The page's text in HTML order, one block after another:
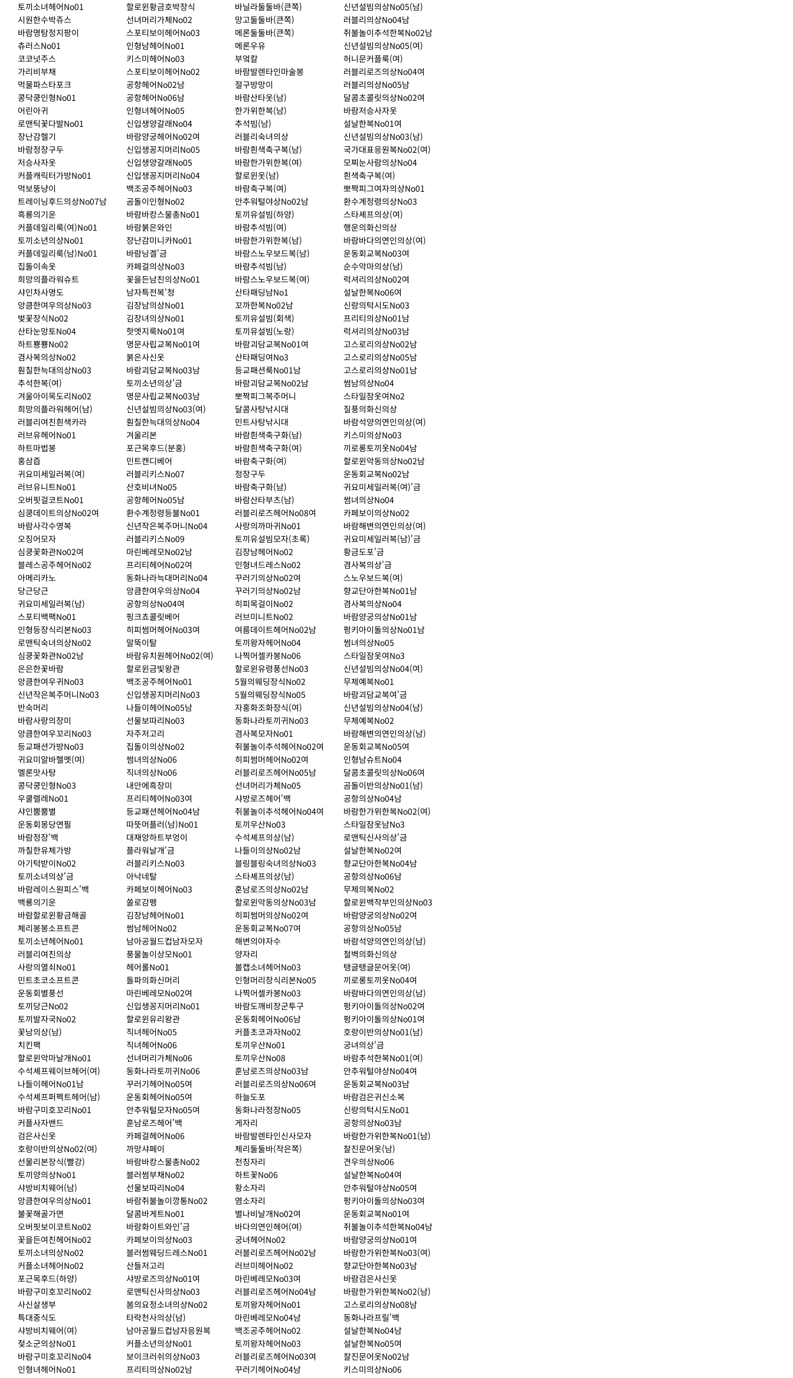
토끼소녀헤어No01
할로윈황금호박장식 바닐라둘둘바(큰쪽)
신년설빔의상No05(남)
시원한수박쥬스
선녀머리가체No02 망고둘둘바(큰쪽)
러블리의상No04남
바람명탐정지팡이
스포티보이헤어No03 메론둘둘바(큰쪽)
쥐불놀이추석한복No02남
츄러스No01
인형남헤어No01 메론우유
신년설빔의상No05(여)
코코넛주스
키스미헤어No03 부엌칼
허니문커플룩(여)
가리비부채
스포티보이헤어No02 바람발렌타인마술봉
러블리로즈의상No04여
먹물파스타포크
공항헤어No02남 절구방망이
러블리의상No05남
콩닥쿵인형No01
공항헤어No06남 바람산타옷(남)
달콤초콜릿의상No02여
어린아귀
인형녀헤어No05 한가위한복(남)
바람저승사자옷
로맨틱꽃다발No01
신입생양갈래No04 추석빔(남)
설날한복No01여
장난감헬기
바람양궁헤어No02여 러블리숙녀의상
신년설빔의상No03(남)
바람정장구두
신입생꽁지머리No05 바람흰색축구복(남)
국가대표응원복No02(여)
저승사자옷
신입생양갈래No05 바람한가위한복(여)
모찌눈사람의상No04
커플캐릭터가방No01
신입생꽁지머리No04 할로윈옷(남)
흰색축구복(여)
먹보뚱냥이
백조공주헤어No03 바람축구복(여)
뽀짝피그여자의상No01
트레이닝후드의상No07남
곰돌이인형No02 안추워털야상No02남
환수계정령의상No03
흑룡의기운
바람바캉스물총No01 토끼유설빔(하양)
스타셰프의상(여)
커플데일리룩(여)No01
바람붉은와인 바람추석빔(여)
행운의화신의상
토끼소년의상No01
장난감미니카No01 바람한가위한복(남)
바람바다의연인의상(여)
커플데일리룩(남)No01
바람닝겔'금 바람스노우보드복(남)
운동회교복No03여
집돌이속옷
카페걸의상No03 바람추석빔(남)
순수악마의상(남)
희망의플라워슈트
꽃을든남친의상No01 바람스노우보드복(여)
럭셔리의상No02여
샤인차사명도
남자특전복'청 산타패딩남No1
설날한복No06여
앙큼한여우의상No03
김장남의상No01 꼬까한복No02남
신랑의턱시도No03
벚꽃장식No02
김장녀의상No01 토끼유설빔(회색)
프리티의상No01남
산타눈망토No04
핫엣지룩No01여 토끼유설빔(노랑)
럭셔리의상No03남
하트뿅뿅No02
명문사립교복No01여 바람괴담교복No01여
고스로리의상No02남
겸사복의상No02
붉은사신옷 산타패딩여No3
고스로리의상No05남
훤칠한늑대의상No03
바람괴담교복No03남 등교패션룩No01남
고스로리의상No01남
추석한복(여)
토끼소년의상'금 바람괴담교복No02남
썸남의상No04
겨울아이목도리No02
명문사립교복No03남 뽀짝피그복주머니
스타일잠옷여No2
희망의플라워헤어(남)
신년설빔의상No03(여) 달콤사탕낚시대
질풍의화신의상
러블리여친흰색카라
훤칠한늑대의상No04 민트사탕낚시대
바람석양의연인의상(여)
러브유헤어No01
겨울리본 바람흰색축구화(남)
키스미의상No03
하트마법봉
포근목후드(분홍) 바람흰색축구화(여)
끼로롱토끼옷No04남
홍삼즙
민트캔디베어 바람축구화(여)
할로윈악동의상No02남
귀요미세일러복(여)
러블리키스No07 정장구두
운동회교복No02남
러브유니트No01
산호비녀No05 바람축구화(남)
귀요미세일러복(여)'금
오버핏걸코트No01
공항헤어No05남 바람산타부츠(남)
썸녀의상No04
심쿵데이트의상No02여
환수계정령등불No01 러블리로즈헤어No08여
카페보이의상No02
바람사각수영복
신년작은복주머니No04 사랑의까마귀No01
바람해변의연인의상(여)
오징어모자
러블리키스No09 토끼유설빔모자(초록)
귀요미세일러복(남)'금
심쿵꽃화관No02여
마린베레모No02남 김장남헤어No02
황금도포'금
블레스공주헤어No02
프리티헤어No02여 인형녀드레스No02
겸사복의상'금
아메리카노
동화나라늑대머리No04 꾸러기의상No02여
스노우보드복(여)
당근당근
앙큼한여우의상No04 꾸러기의상No02남
향교단아한복No01남
귀요미세일러복(남)
공항의상No04여 히피목걸이No02
겸사복의상No04
스포티백팩No01
핑크쵸콜릿베어 러브미니트No02
바람양궁의상No01남
인형등장식리본No03
히피썸머헤어No03여 여름데이트헤어No02남
펑키아이돌의상No01남
로맨틱숙녀의상No02
말뚝이탈 토끼왕자헤어No04
썸녀의상No05
심쿵꽃화관No02남
바람유치원헤어No02(여) 나찍어셀카봉No06
스타일잠옷여No3
은은한꽃바람
할로윈금빛왕관 할로윈유령풍선No03
신년설빔의상No04(여)
앙큼한여우귀No03
백조공주헤어No01 5월의웨딩장식No02
무제예복No01
신년작은복주머니No03
신입생꽁지머리No03 5월의웨딩장식No05
바람괴담교복여'금
반숙머리
나들이헤어No05남 자홍화조화장식(여)
신년설빔의상No04(남)
바람사랑의장미
선물보따리No03 동화나라토끼귀No03
무제예복No02
앙큼한여우꼬리No03
자주저고리 겸사복모자No01
바람해변의연인의상(남)
등교패션가방No03
집돌이의상No02 쥐불놀이추석헤어No02여
운동회교복No05여
귀요미알바헬멧(여)
썸녀의상No06 히피썸머헤어No02여
인형남슈트No04
멜론맛사탕
직녀의상No06 러블리로즈헤어No05남
달콤초콜릿의상No06여
콩닥쿵인형No03
내안에흑장미 선녀머리가체No05
곰돌이반의상No01(남)
우쿨렐레No01
프리티헤어No03여 샤방로즈헤어'백
공항의상No04남
샤인뿜뿜별
등교패션헤어No04남 쥐불놀이추석헤어No04여
바람한가위한복No02(여)
운동회몽당연필
따뜻머플러(남)No01 토끼우산No03
스타일잠옷남No3
바람정장'백
대재앙하트부엉이 수석셰프의상(남)
로맨틱신사의상'금
까칠한유체가방
플라워날개'금 나들이의상No02남
설날한복No02여
아기턱받이No02
러블리키스No03 블링블링숙녀의상No03
향교단아한복No04남
토끼소녀의상'금
아낙네탈 스타셰프의상(남)
공항의상No06남
바람레이스원피스'백
카페보이헤어No03 훈남로즈의상No02남
무제의복No02
백룡의기운
쏠로감펭 할로윈악동의상No03남
할로윈백작부인의상No03
바람할로윈황금해골
김장남헤어No01 히피썸머의상No02여
바람양궁의상No02여
체리봉봉소프트콘
썸남헤어No02 운동회교복No07여
공항의상No05남
토끼소년헤어No01
남아공월드컵남자모자 해변의야자수
바람석양의연인의상(남)
러블리여친의상
풍물놀이상모No01 양자리
철벽의화신의상
사랑의열쇠No01
헤어롤No01 볼캡소녀헤어No03
탱글탱글문어옷(여)
민트초코소프트콘
돌파의화신머리 인형머리장식리본No05
끼로롱토끼옷No04여
운동회별풍선
마린베레모No02여 나찍어셀카봉No03
바람바다의연인의상(남)
토끼당근No02
신입생꽁지머리No01 바람도깨비장군투구
펑키아이돌의상No02여
토끼발자국No02
할로윈유리왕관 운동회헤어No06남
펑키아이돌의상No01여
꽃남의상(남)
직녀헤어No05 커플초코과자No02
호랑이반의상No01(남)
치킨팩
직녀헤어No06 토끼우산No01
궁녀의상'금
할로윈악마날개No01
선녀머리가체No06 토끼우산No08
바람추석한복No01(여)
수석셰프웨이브헤어(여)
동화나라토끼귀No06 훈남로즈의상No03남
안추워털야상No04여
나들이헤어No01남
꾸러기헤어No05여 러블리로즈의상No06여
운동회교복No03남
수석셰프퍼펙트헤어(남)
운동회헤어No05여 하늘도포
바람검은귀신소복
바람구미호꼬리No01
안추워털모자No05여 동화나라정장No05
신랑의턱시도No01
커플사자밴드
훈남로즈헤어'백 게자리
공항의상No03남
검은사신옷
카페걸헤어No06 바람발렌타인신사모자
바람한가위한복No01(남)
호랑이반의상No02(여)
까망샤페이 체리둘둘바(작은쪽)
찰진문어옷(남)
선물리본장식(빨강)
바람바캉스물총No02 천칭자리
견우의상No06
토끼양의상No01
블러썸부채No02 하트꽃No06
설날한복No04여
샤방비치웨어(남)
선물보따리No04 황소자리
안추워털야상No05여
앙큼한여우의상No01
바람쥐불놀이깡통No02 염소자리
펑키아이돌의상No03여
불꽃해골가면
달콤바게트No01 별나비날개No02여
운동회교복No01여
오버핏보이코트No02
바람화이트와인'금 바다의연인헤어(여)
쥐불놀이추석한복No04남
꽃을든여친헤어No02
카페보이의상No03 궁녀헤어No02
바람양궁의상No01여
토끼소녀의상No02
블러썸웨딩드레스No01 러블리로즈헤어No02남
바람한가위한복No03(여)
커플소녀헤어No02
산들저고리 러브미헤어No02
향교단아한복No03남
포근목후드(하양)
샤방로즈의상No01여 마린베레모No03여
바람검은사신옷
바람구미호꼬리No02
로맨틱신사의상No03 러블리로즈헤어No04남
바람한가위한복No02(남)
사신살생부
봄의요정소녀의상No02 토끼왕자헤어No01
고스로리의상No08남
특대중식도
타락천사의상(남) 마린베레모No04남
동화나라프릴'백
샤방비치웨어(여)
남아공월드컵남자응원복 백조공주헤어No02
설날한복No04남
젖소군의상No01
커플소년의상No01 토끼왕자헤어No03
설날한복No05여
바람구미호꼬리No04
보이크러쉬의상No03 러블리로즈헤어No03여
찰진문어옷No02남
인형녀헤어No01
프리티의상No02남 꾸러기헤어No04남
키스미의상No06